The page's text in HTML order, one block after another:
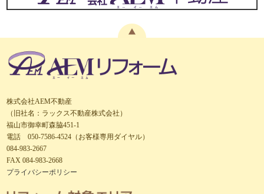
株式会社AEM不動産
（旧社名：ラックス不動産株式会社）
福山市御幸町森脇451-1
電話 050-7586-4524（お客様専用ダイヤル）
084-983-2667
FAX 084-983-2668
プライバシーポリシー